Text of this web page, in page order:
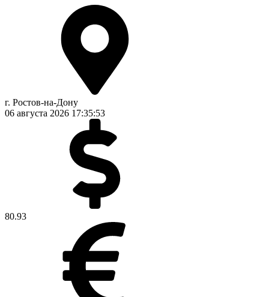
г. Ростов-на-Дону
06 августа 2026 17:35:53
80.93